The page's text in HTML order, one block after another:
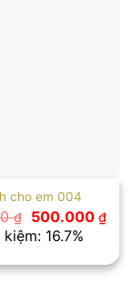
cho em 004
₫
Giá
gốc
là:
500.000 ₫Giá
hiện
là:
16.7%